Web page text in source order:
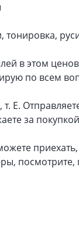
в этом
по всем
Е.
за покупкой